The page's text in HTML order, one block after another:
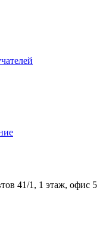
41/1, 1 этаж, офис 5